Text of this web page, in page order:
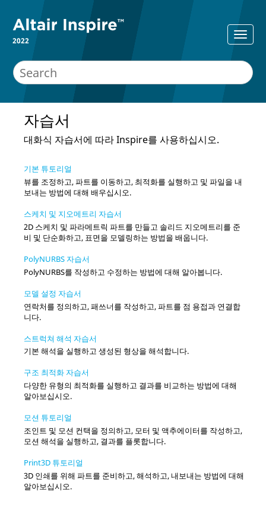
2022
자습서
대화식 자습서에 따라Inspire를 사용하십시오.
기본 튜토리얼
뷰를 조정하고, 파트를 이동하고, 최적화를 실행하고 및 파일을 내
보내는 방법에 대해 배우십시오.
스케치 및 지오메트리 자습서
2D 스케치 및 파라메트릭 파트를 만들고 솔리드 지오메트리를 준
비 및 단순화하고, 표면을 모델링하는 방법을 배웁니다.
PolyNURBS 자습서
PolyNURBS를 작성하고 수정하는 방법에 대해 알아봅니다.
모델 설정 자습서
연락처를 정의하고, 패쓰너를 작성하고, 파트를 점 용접과 연결합
니다.
스트럭쳐 해석 자습서
기본 해석을 실행하고 생성된 형상을 해석합니다.
구조 최적화 자습서
다양한 유형의 최적화를 실행하고 결과를 비교하는 방법에 대해
알아보십시오.
모션 튜토리얼
조인트 및 모션 컨택을 정의하고, 모터 및 액추에이터를 작성하고,
모션 해석을 실행하고, 결과를 플롯합니다.
Print3D 튜토리얼
3D 인쇄를 위해 파트를 준비하고, 해석하고, 내보내는 방법에 대해
알아보십시오.